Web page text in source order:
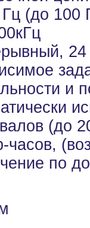
(до 100
24
и
(до
часов,
по